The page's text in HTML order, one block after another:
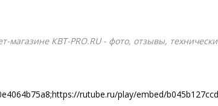
магазине КВТ-PRO.RU - фото, отзывы,
rutube.ru/play/embed/